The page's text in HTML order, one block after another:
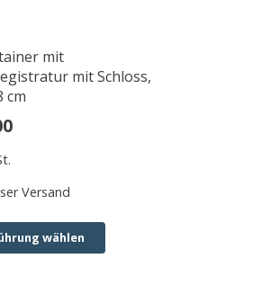
mit
mit Schloss,
cm
Versand
wählen